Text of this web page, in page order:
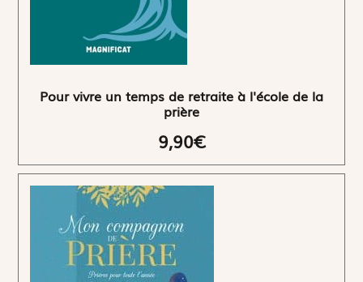
Pour vivre un temps de retraite à l'école de la
prière
9,90€